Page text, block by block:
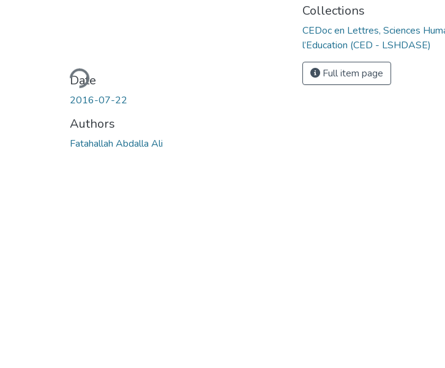
Loading...
Date
2016-07-22
Authors
Fatahallah Abdalla Ali
Collections
CEDoc en Lettres, Sciences
l’Education (CED - LSHDASE)
Full item page